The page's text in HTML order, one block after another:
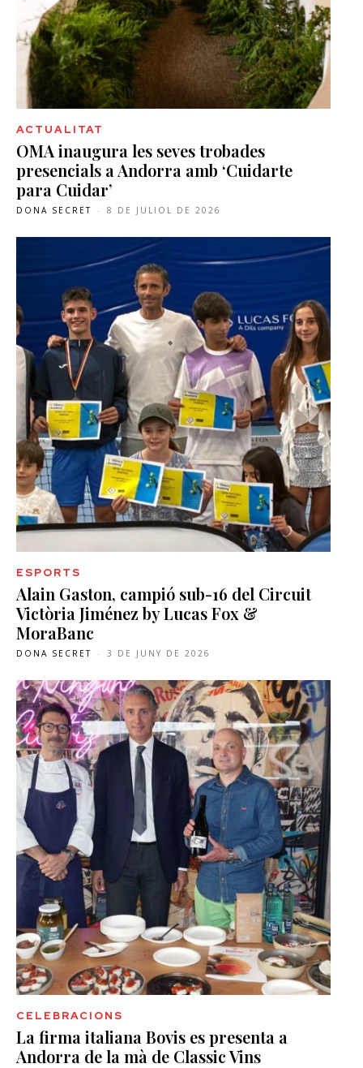
ACTUALITAT
OMA inaugura les seves trobades
presencials a Andorra amb ‘Cuidarte
para Cuidar’
DONA SECRET - 8 DE JULIOL DE 2026
ESPORTS
Alain Gaston, campió sub-16 del Circuit
Victòria Jiménez by Lucas Fox &
MoraBanc
DONA SECRET - 3 DE JUNY DE 2026
CELEBRACIONS
La firma italiana Bovis es presenta a
Andorra de la mà de Classic Vins